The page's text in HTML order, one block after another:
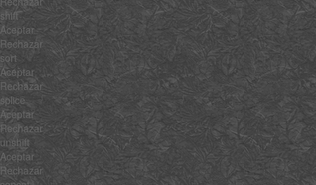
shift
Aceptar
Rechazar
sort
Aceptar
Rechazar
splice
Aceptar
Rechazar
unshift
Aceptar
Rechazar